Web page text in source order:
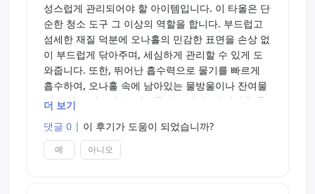
성스럽게 관리되어야 할 아이템입니다. 이 타올은 단
순한 청소 도구 그 이상의 역할을 합니다. 부드럽고
섬세한 재질 덕분에 오나홀의 민감한 표면을 손상 없
이 부드럽게 닦아주며, 세심하게 관리할 수 있게 도
와줍니다. 또한, 뛰어난 흡수력으로 물기를 빠르게
흡수하여, 오나홀 속에 남아있는 물방울이나 잔여물
이 곧바로 건조될 수 있도록 돕습니다. 이 과정을 통
위생적인 상태로 계속 사용할 수 있게 해줍니다. 사
용 후 바로 깨끗하게 닦아주는 작은 손길 하나가 결
국 오랜 시간 동안 오나홀의 품질을 유지하게 만들
더 보기
댓글 0 | 이 후기가 도움이 되었습니까?
예 아니오